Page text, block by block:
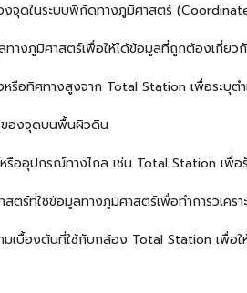
ดในระบบพิกัดทางภูมิศาสตร์
ทางภูมิศาสตร์เพื่อให้ได้ข้อมูลที่ถูกต้องเกี่
รือทิศทางสูงจาก Total Station เพื่อระบุต
ของจุดบนพื้นผิวดิน
หรืออุปกรณ์ทางไกล เช่น Total Station เ
ร์ที่ใช้ข้อมูลทางภูมิศาสตร์เพื่อทำการวิเครา
องต้นที่ใช้กับกล้อง Total Station เพื่อให้